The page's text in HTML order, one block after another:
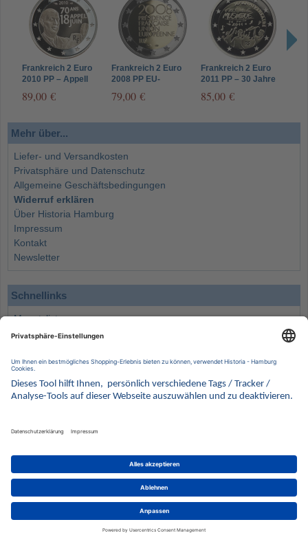
Frankreich 2 Euro
2010 PP – Appell
Charles de Gaulle
89,00 €
Frankreich 2 Euro
2008 PP EU-
im Etui
79,00 €
Frankreich 2 Euro
2011 PP – 30 Jahre
der Musik
85,00 €
Mehr über...
Liefer- und Versandkosten
Privatsphäre und Datenschutz
Allgemeine Geschäftsbedingungen
Widerruf erklären
Über Historia Hamburg
Impressum
Kontakt
Newsletter
Schnellinks
Monatsliste
Angebote
Wissenswertes
Kontakt
Wir behalten uns vor, für ausgewählte Münzen die Differenzbesteuerung gemäß § 25a UStG
anzuwenden.
Alle Angebote freibleibend solange der Vorrat reicht. Irrtum vorbehalten. Bilder sind
Beispielbilder
Münzen von HISTORIA Münzhandelsgesellschaft mbH
© 2021PCS, IT mit Augenmaß